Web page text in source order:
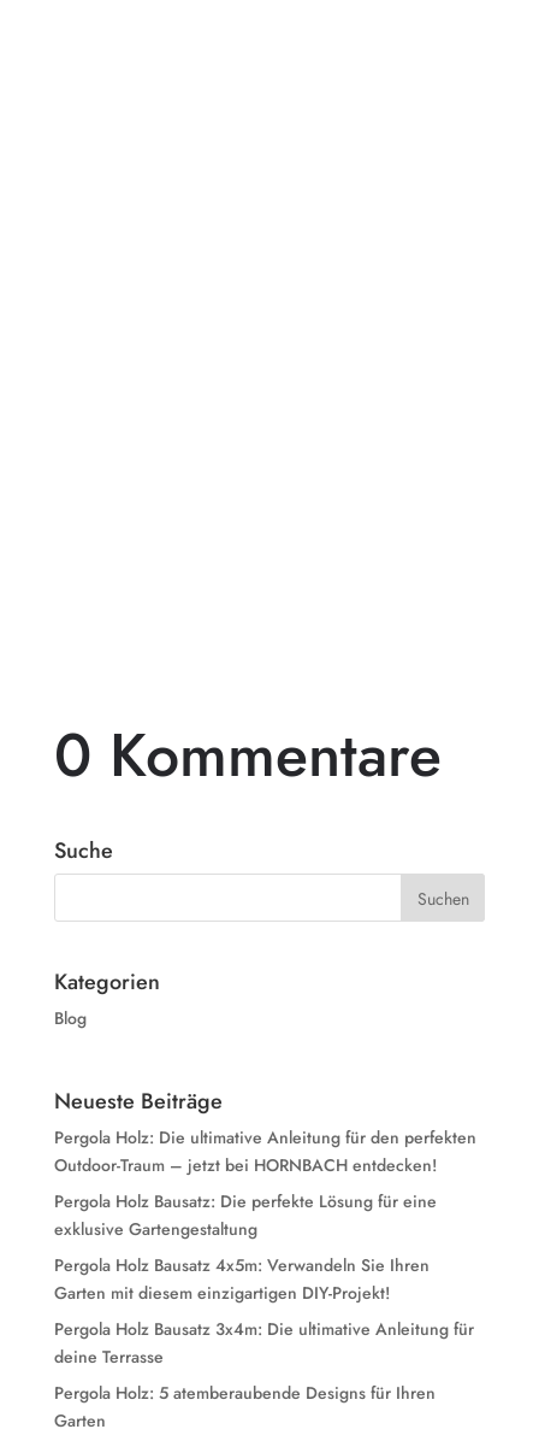
0 Kommentare
Suche
Kategorien
Blog
Neueste Beiträge
Pergola Holz: Die ultimative Anleitung für den perfekten
Outdoor-Traum – jetzt bei HORNBACH entdecken!
Pergola Holz Bausatz: Die perfekte Lösung für eine
exklusive Gartengestaltung
Pergola Holz Bausatz 4x5m: Verwandeln Sie Ihren
Garten mit diesem einzigartigen DIY-Projekt!
Pergola Holz Bausatz 3x4m: Die ultimative Anleitung für
deine Terrasse
Pergola Holz: 5 atemberaubende Designs für Ihren
Garten